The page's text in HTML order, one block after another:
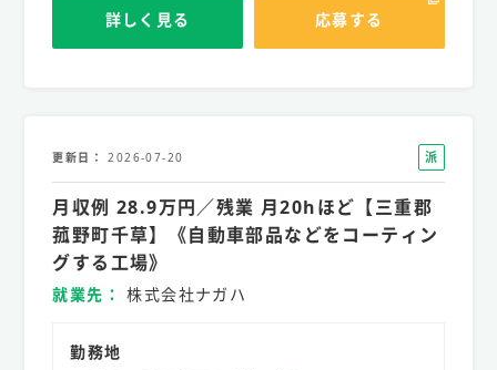
詳しく見る 応募する
更新日 2026-07-20
派
遣
社
員
月収例 28.9万円／残業 月20hほど【三重郡
菰野町千草】《自動車部品などをコーティン
グする工場》
就業先 株式会社ナガハ
勤務地